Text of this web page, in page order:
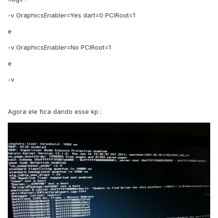
-v GraphicsEnabler=Yes dart=0 PCIRoot=1
e
-v GraphicsEnabler=No PCIRoot=1
e
-v
Agora ele fica dando esse kp :